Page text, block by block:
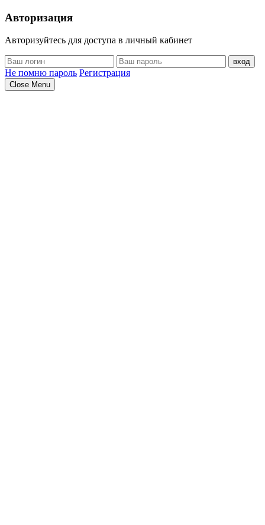
Авторизация
Авторизуйтесь для доступа в личный кабинет
вход
Не помню пароль Регистрация
Close Menu